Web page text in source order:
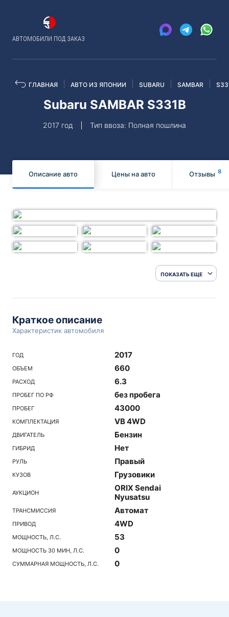
АВТОМОБИЛИ ПОД ЗАКАЗ
ГЛАВНАЯ АВТО ИЗ ЯПОНИИ SUBARU SAMBAR
Subaru SAMBAR S331B
2017 год Тип ввоза: Полная пошлина
Описание авто Цены на авто Отзывы 8
ПОКАЗАТЬ ЕЩЕ
Краткое описание
Характеристик автомобиля
ГОД 2017
ОБЪЕМ 660
РАСХОД 6.3
ПРОБЕГ ПО РФ без пробега
ПРОБЕГ 43000
КОМПЛЕКТАЦИЯ VB 4WD
ДВИГАТЕЛЬ Бензин
ГИБРИД Нет
РУЛЬ Правый
КУЗОВ Грузовики
АУКЦИОН
ORIX Sendai
Nyusatsu
ТРАНСМИССИЯ Автомат
ПРИВОД 4WD
МОЩНОСТЬ, Л.С. 53
МОЩНОСТЬ 30 МИН, Л.С. 0
СУММАРНАЯ МОЩНОСТЬ, Л.С. 0